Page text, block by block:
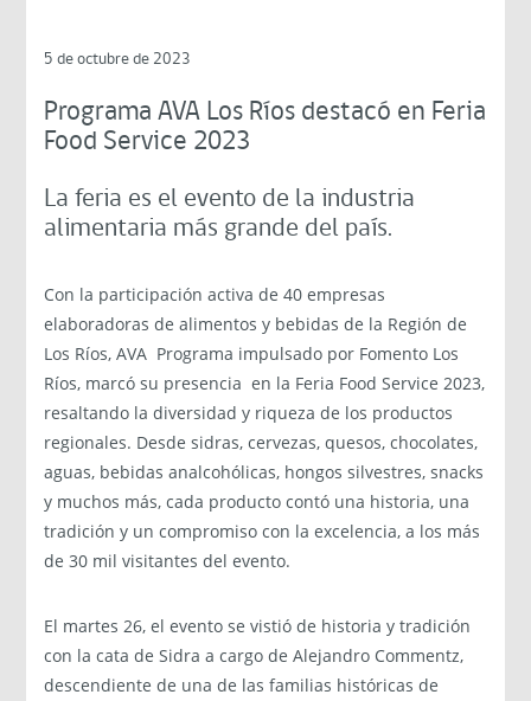
5 de octubre de 2023
Programa AVA Los Ríos destacó en Feria
Food Service 2023
La feria es el evento de la industria
alimentaria más grande del país.
Con la participación activa de 40 empresas
elaboradoras de alimentos y bebidas de la Región de
Los Ríos, AVA Programa impulsado por Fomento Los
Ríos, marcó su presencia en la Feria Food Service 2023,
resaltando la diversidad y riqueza de los productos
regionales. Desde sidras, cervezas, quesos, chocolates,
aguas, bebidas analcohólicas, hongos silvestres, snacks
y muchos más, cada producto contó una historia, una
tradición y un compromiso con la excelencia, a los más
de 30 mil visitantes del evento.
El martes 26, el evento se vistió de historia y tradición
con la cata de Sidra a cargo de Alejandro Commentz,
descendiente de una de las familias históricas de